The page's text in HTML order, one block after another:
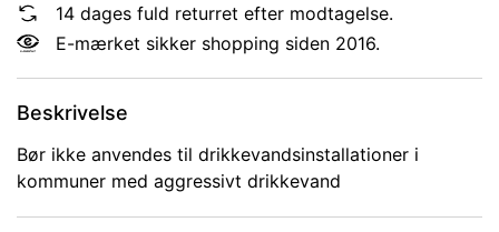
14 dages fuld returret efter modtagelse.
E-mærket sikker shopping siden 2016.
Beskrivelse
Bør ikke anvendes til drikkevandsinstallationer i
kommuner med aggressivt drikkevand